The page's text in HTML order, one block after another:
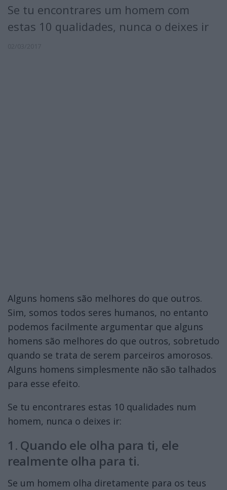
Se tu encontrares um homem com
estas 10 qualidades, nunca o deixes ir
Alguns homens são melhores do que outros.
Sim, somos todos seres humanos, no entanto
podemos facilmente argumentar que alguns
homens são melhores do que outros, sobretudo
quando se trata de serem parceiros amorosos.
Alguns homens simplesmente não são talhados
para esse efeito.
Se tu encontrares estas 10 qualidades num
homem, nunca o deixes ir:
1. Quando ele olha para ti, ele
realmente olha para ti.
Se um homem olha diretamente para os teus